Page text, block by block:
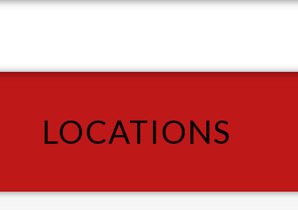
LOCATIONS